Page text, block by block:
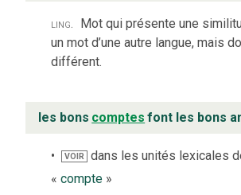
ling. Mot qui présente une
un mot d’une autre langue, mais
différent.
les bons comptes font les bons
VOIR
dans les unités lexicales
« compte »